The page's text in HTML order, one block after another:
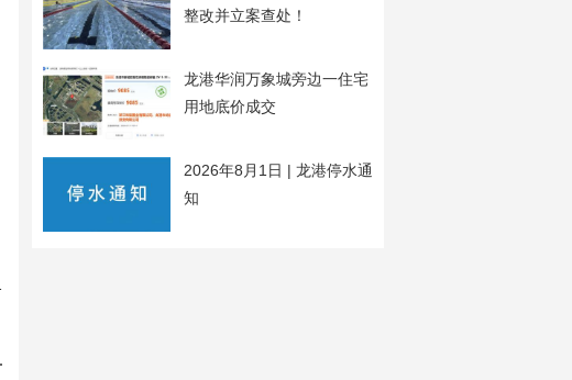
整改并立案查处！
龙港华润万象城旁边一住宅
用地底价成交
2026年8月1日 | 龙港停水通
知